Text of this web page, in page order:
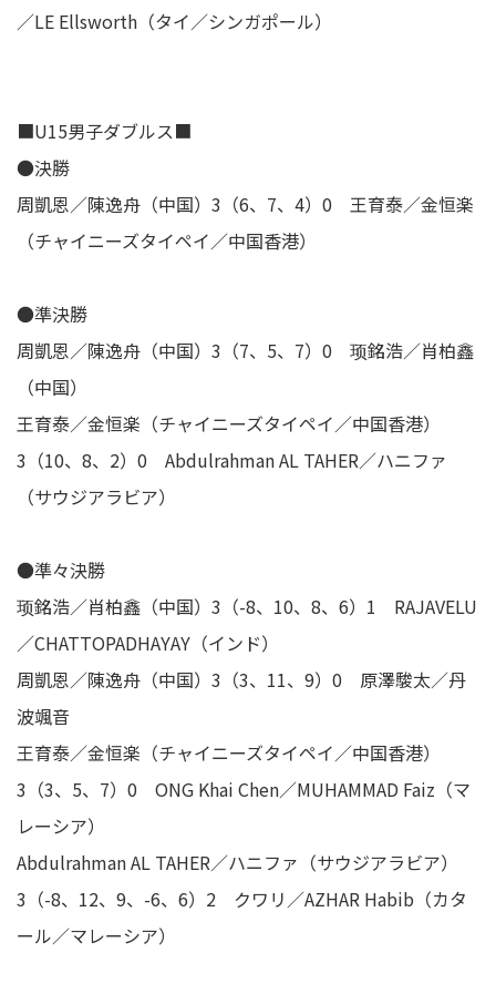
／LE Ellsworth（タイ／シンガポール）
■U15男子ダブルス■
●決勝
周凱恩／陳逸舟（中国）3（6、7、4）0 王育泰／金恒楽
（チャイニーズタイペイ／中国香港）
●準決勝
周凱恩／陳逸舟（中国）3（7、5、7）0 顼銘浩／肖柏鑫
（中国）
王育泰／金恒楽（チャイニーズタイペイ／中国香港）
3（10、8、2）0 Abdulrahman AL TAHER／ハニファ
（サウジアラビア）
●準々決勝
顼銘浩／肖柏鑫（中国）3（-8、10、8、6）1 RAJAVELU
／CHATTOPADHAYAY（インド）
周凱恩／陳逸舟（中国）3（3、11、9）0 原澤駿太／丹
波颯音
王育泰／金恒楽（チャイニーズタイペイ／中国香港）
3（3、5、7）0 ONG Khai Chen／MUHAMMAD Faiz（マ
レーシア）
Abdulrahman AL TAHER／ハニファ（サウジアラビア）
3（-8、12、9、-6、6）2 クワリ／AZHAR Habib（カタ
ール／マレーシア）